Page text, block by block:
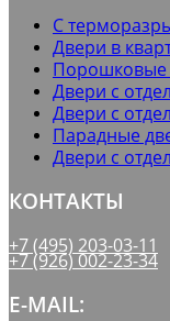
С
Двери в
Порошковые
Двери с
Двери с
Парадные
Двери с
КОНТАКТЫ
+7 (495) 203-03-11
+7 (926) 002-23-34
E-MAIL: